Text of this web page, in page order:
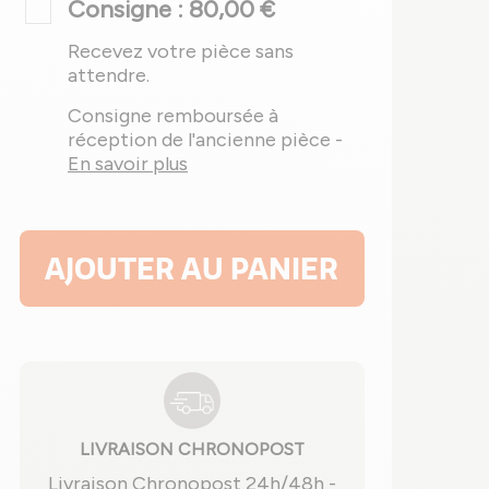
Consigne : 80,00 €
Recevez votre pièce sans
attendre.
Consigne remboursée à
réception de l'ancienne pièce -
En savoir plus
AJOUTER AU PANIER
LIVRAISON CHRONOPOST
Livraison Chronopost 24h/48h -